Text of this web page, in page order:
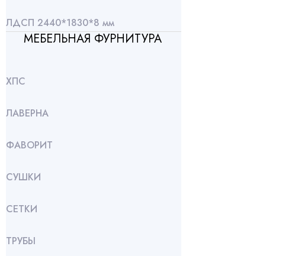
ЛДСП 2440*1830*8 мм
МЕБЕЛЬНАЯ ФУРНИТУРА
ХПС
ЛАВЕРНА
ФАВОРИТ
СУШКИ
СЕТКИ
ТРУБЫ